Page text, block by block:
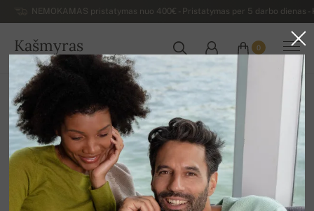
NEMOKAMAS pristatymas nuo 400€ - Pristatymas per 5 darbo dienas
Kašmyras
LIETUVA
0
Atgal
Moteriški kašmyro megztiniai
Moteriškos kašmyro suknelės ir tunikos